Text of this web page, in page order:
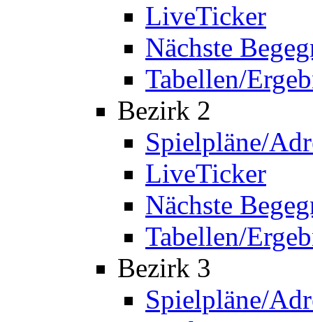
LiveTicker
Nächste
Tabellen/
Bezirk 2
Spielpläne/
LiveTicker
Nächste
Tabellen/
Bezirk 3
Spielpläne/